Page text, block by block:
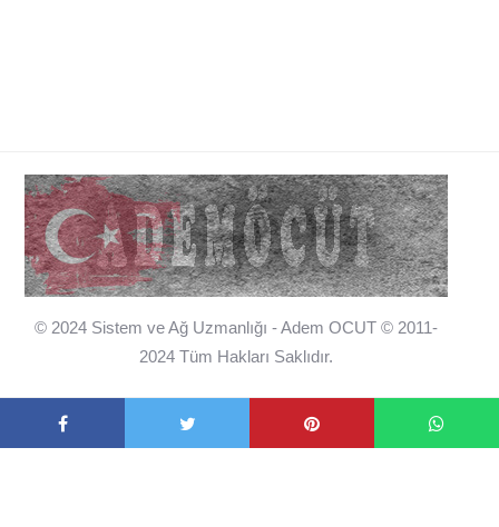
© 2024 Sistem ve Ağ Uzmanlığı - Adem OCUT © 2011-
2024 Tüm Hakları Saklıdır.
İLETIŞIM REKLAM VE SPONSORLUK